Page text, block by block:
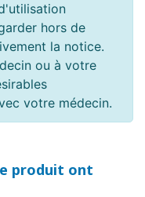
hors de
la notice.
ou à votre
votre médecin.
produit ont